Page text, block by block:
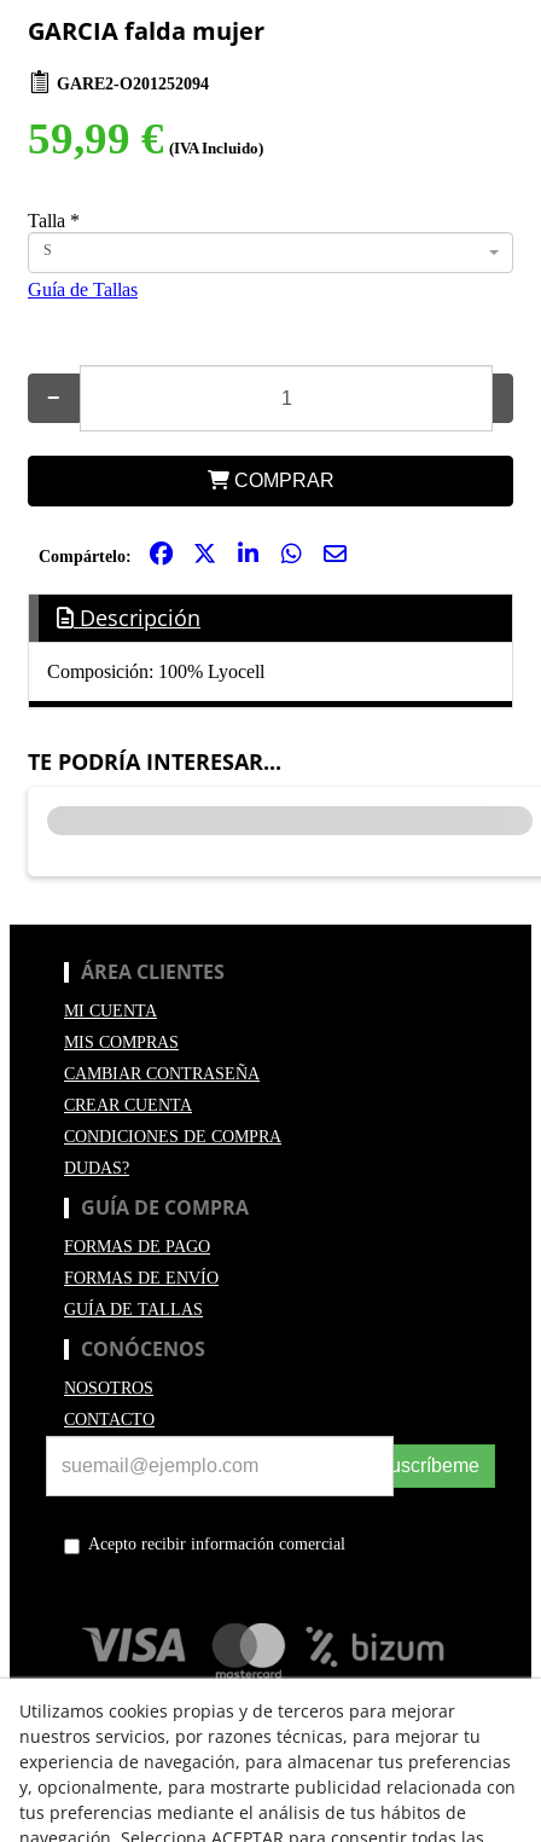
GARCIA falda mujer
GARE2-O201252094
59,99 € (IVA Incluido)
Talla *
S
Guía de Tallas
−
COMPRAR
Compártelo:
Descripción
Composición: 100% Lyocell
TE PODRÍA INTERESAR...
ÁREA CLIENTES
MI CUENTA
MIS COMPRAS
CAMBIAR CONTRASEÑA
CREAR CUENTA
CONDICIONES DE COMPRA
DUDAS?
GUÍA DE COMPRA
FORMAS DE PAGO
FORMAS DE ENVÍO
GUÍA DE TALLAS
CONÓCENOS
NOSOTROS
CONTACTO
Suscríbeme
Acepto recibir información comercial
Utilizamos cookies propias y de terceros para mejorar
nuestros servicios, por razones técnicas, para mejorar tu
experiencia de navegación, para almacenar tus preferencias
y, opcionalmente, para mostrarte publicidad relacionada con
tus preferencias mediante el análisis de tus hábitos de